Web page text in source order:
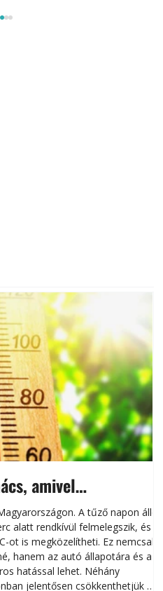
amivel
a nyári károktól
A tűző napon álló
alatt rendkívül felmelegszik, és
ot is megközelítheti. Ez nemcsak
hanem az autó állapotára és a
hatással lehet. Néhány
jelentősen csökkenthetjük a